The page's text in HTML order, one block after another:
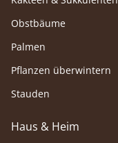
Obstbäume
Palmen
Pflanzen überwintern
Stauden
Haus & Heim